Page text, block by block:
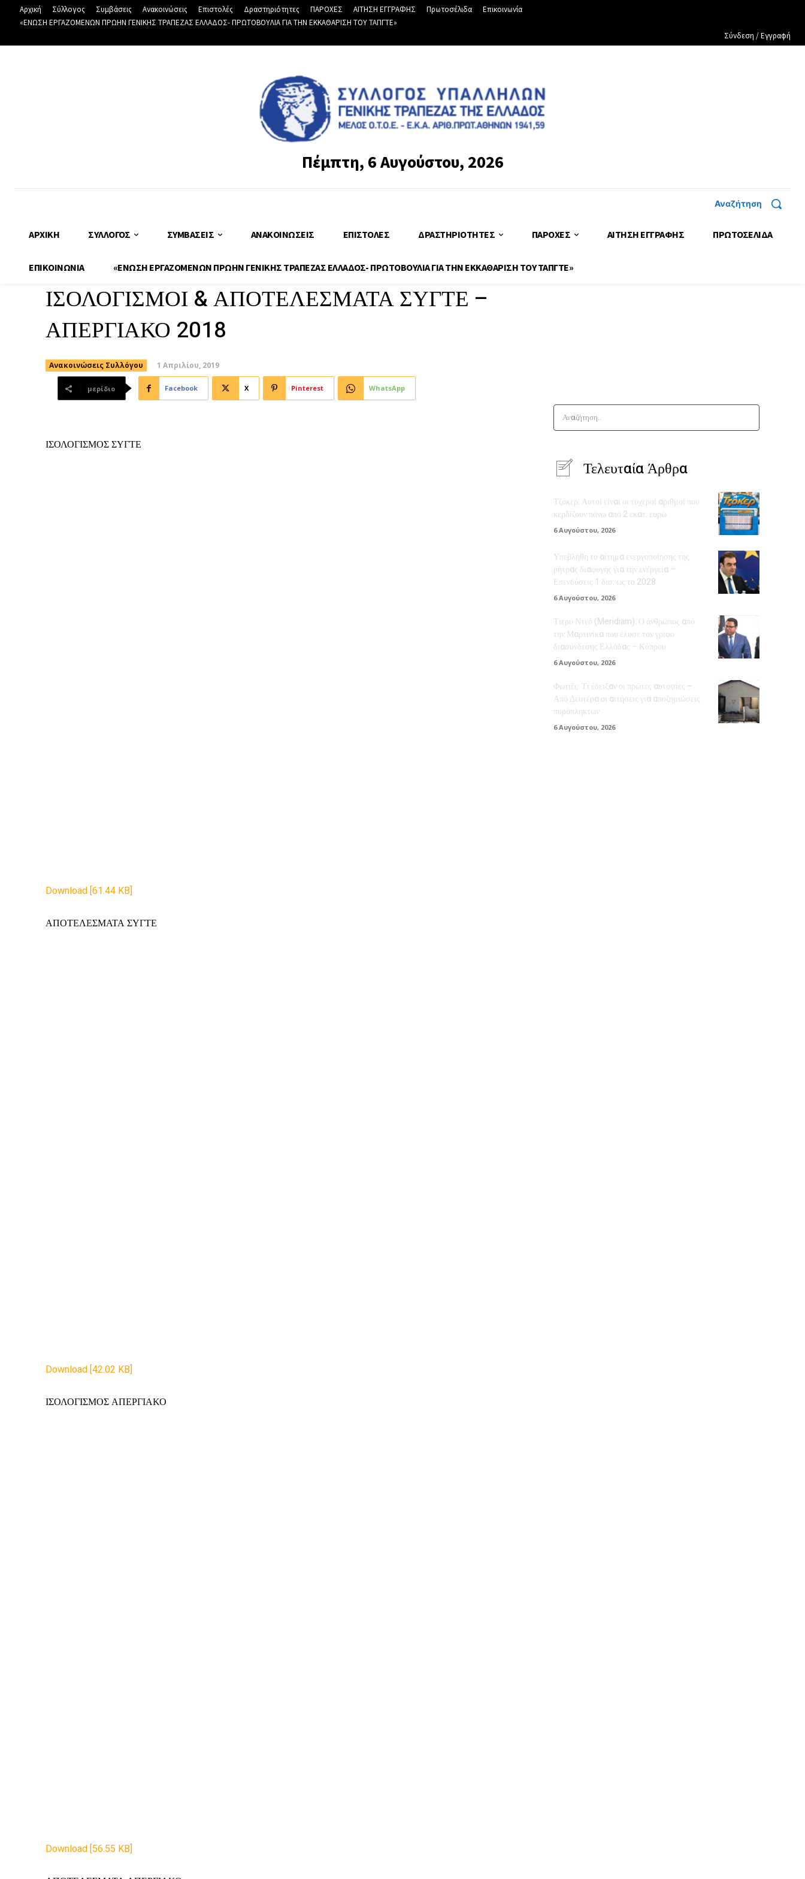
Αρχική Σύλλογος Συμβάσεις Ανακοινώσεις Επιστολές Δραστηριότητες ΠΑΡΟΧΕΣ ΑΙΤΗΣΗ ΕΓΓΡΑΦΗΣ Πρωτοσέλιδα
Επικοινωνία
«ΕΝΩΣΗ ΕΡΓΑΖΟΜΕΝΩΝ ΠΡΩΗΝ ΓΕΝΙΚΗΣ ΤΡΑΠΕΖΑΣ ΕΛΛΑΔΟΣ- ΠΡΩΤΟΒΟΥΛΙΑ ΓΙΑ ΤΗΝ ΕΚΚΑΘΑΡΙΣΗ ΤΟΥ ΤΑΠΓΤΕ»
Σύνδεση / Εγγραφή
Πέμπτη, 6 Αυγούστου, 2026
Αναζήτηση
ΑΡΧΙΚΉ ΣΎΛΛΟΓΟΣ ΣΥΜΒΆΣΕΙΣ ΑΝΑΚΟΙΝΏΣΕΙΣ ΕΠΙΣΤΟΛΈΣ ΔΡΑΣΤΗΡΙΌΤΗΤΕΣ ΠΑΡΟΧΕΣ ΑΙΤΗΣΗ ΕΓΓΡΑΦΗΣ ΠΡΩΤΟΣΈΛΙΔΑ
ΕΠΙΚΟΙΝΩΝΊΑ «ΕΝΩΣΗ ΕΡΓΑΖΟΜΕΝΩΝ ΠΡΩΗΝ ΓΕΝΙΚΗΣ ΤΡΑΠΕΖΑΣ ΕΛΛΑΔΟΣ- ΠΡΩΤΟΒΟΥΛΙΑ ΓΙΑ ΤΗΝ ΕΚΚΑΘΑΡΙΣΗ ΤΟΥ ΤΑΠΓΤΕ»
ΙΣΟΛΟΓΙΣΜΟΙ & ΑΠΟΤΕΛΕΣΜΑΤΑ ΣΥΓΤΕ –
ΑΠΕΡΓΙΑΚΟ 2018
Ανακοινώσεις Συλλόγου 1 Απριλίου, 2019
μερίδιο Facebook X Pinterest WhatsApp
ΙΣΟΛΟΓΙΣΜΟΣ ΣΥΓΤΕ
Download [61.44 KB]
ΑΠΟΤΕΛΕΣΜΑΤΑ ΣΥΓΤΕ
Download [42.02 KB]
ΙΣΟΛΟΓΙΣΜΟΣ ΑΠΕΡΓΙΑΚΟ
Download [56.55 KB]
Αναζήτηση..
Τελευταία Άρθρα
Τζόκερ: Αυτοί είναι οι τυχεροί αριθμοί που
κερδίζουν πάνω από 2 εκατ. ευρώ
6 Αυγούστου, 2026
Υπεβλήθη το αίτημα ενεργοποίησης της
ρήτρας διαφυγής για την ενέργεια –
Επενδύσεις 1 δισ. ως το 2028
6 Αυγούστου, 2026
Τιερύ Ντεό (Meridiam): Ο άνθρωπος από
την Μαρτινίκα που έλυσε τον γρίφο
διασύνδεσης Ελλάδας – Κύπρου
6 Αυγούστου, 2026
Φωτιές: Τι έδειξαν οι πρώτες αυτοψίες –
Από Δευτέρα οι αιτήσεις για αποζημιώσεις
πυρόπληκτων
6 Αυγούστου, 2026